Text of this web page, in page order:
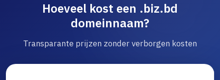
Hoeveel kost een .biz.bd
domeinnaam?
Transparante prijzen zonder verborgen kosten